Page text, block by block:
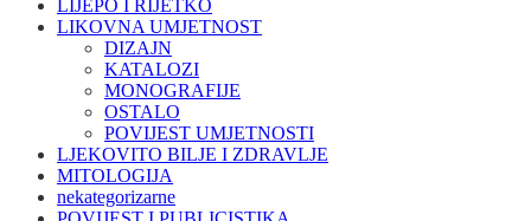
LIJEPO I RIJETKO
LIKOVNA UMJETNOST
DIZAJN
KATALOZI
MONOGRAFIJE
OSTALO
POVIJEST UMJETNOSTI
LJEKOVITO BILJE I ZDRAVLJE
MITOLOGIJA
nekategorizarne